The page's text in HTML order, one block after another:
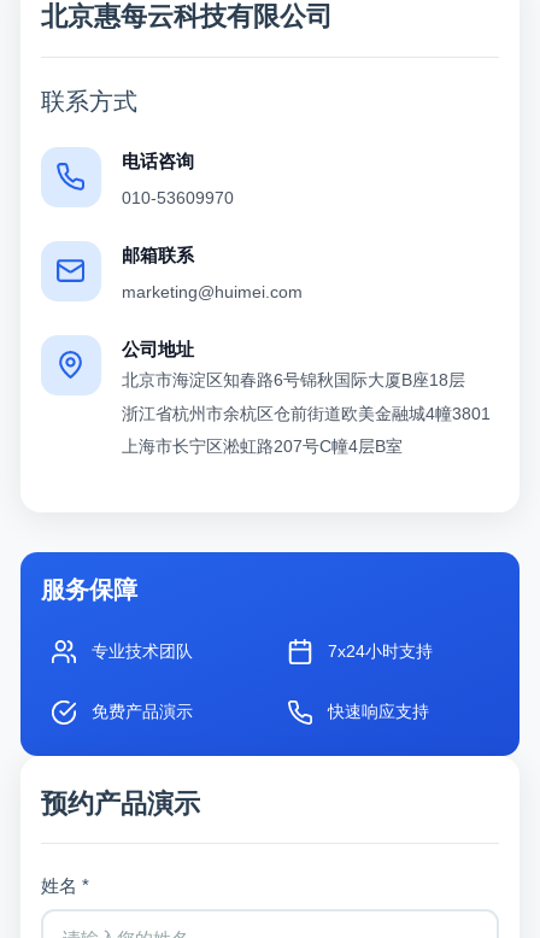
北京惠每云科技有限公司
联系方式
电话咨询
010-53609970
邮箱联系
marketing@huimei.com
公司地址
北京市海淀区知春路6号锦秋国际大厦B座18层
浙江省杭州市余杭区仓前街道欧美金融城4幢3801
上海市长宁区淞虹路207号C幢4层B室
服务保障
专业技术团队 7x24小时支持
免费产品演示 快速响应支持
预约产品演示
姓名 *